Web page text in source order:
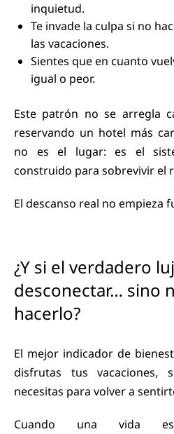
inquietud.
Te invade la culpa si no
las vacaciones.
Sientes que en cuanto
igual o peor.
Este patrón no se arregla
reservando un hotel más
no es el lugar: es el
construido para sobrevivir el
El descanso real no empieza
¿Y si el verdadero
desconectar… sino
hacerlo?
El mejor indicador de
disfrutas tus
necesitas para volver a
Cuando una vida